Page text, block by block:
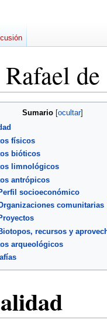
Rafael
Sumario
físicos
bióticos
limnológicos
antrópicos
socioeconómico
comunitarias
recursos y
arqueológicos